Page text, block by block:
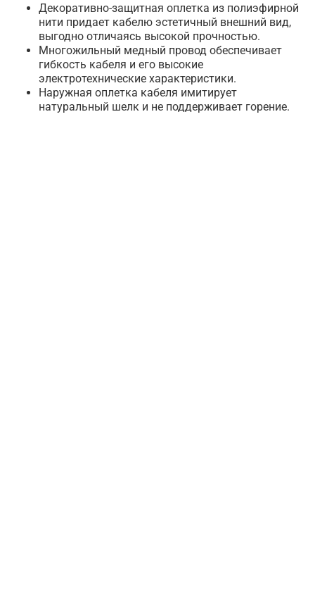
Декоративно-защитная оплетка из полиэфирной
нити придает кабелю эстетичный внешний вид,
выгодно отличаясь высокой прочностью.
Многожильный медный провод обеспечивает
гибкость кабеля и его высокие
электротехнические характеристики.
Наружная оплетка кабеля имитирует
натуральный шелк и не поддерживает горение.